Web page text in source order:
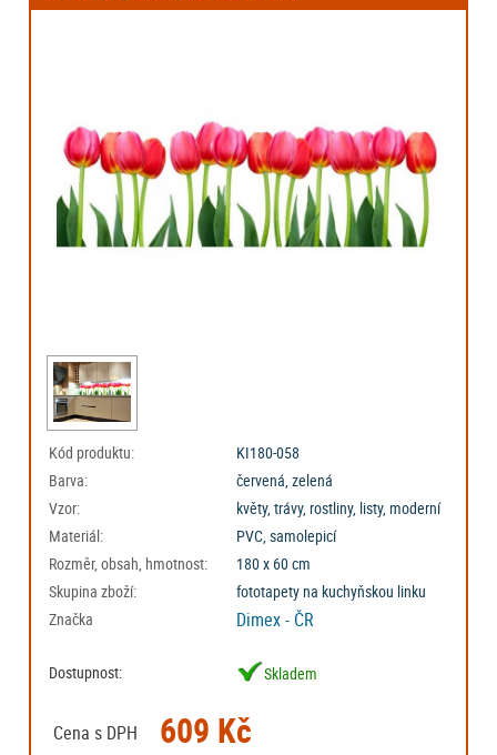
Kód produktu:
KI180-058
Barva:
červená, zelená
Vzor:
květy, trávy, rostliny, listy, moderní
Materiál:
PVC, samolepicí
Rozměr, obsah, hmotnost:
180 x 60 cm
Skupina zboží:
fototapety na kuchyňskou linku
Značka
Dimex - ČR
Dostupnost: Skladem
Cena s DPH 609 Kč